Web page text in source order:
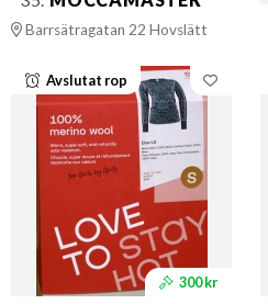
Barrsätragatan 22 Hovslätt
Avslutat rop
300 kr